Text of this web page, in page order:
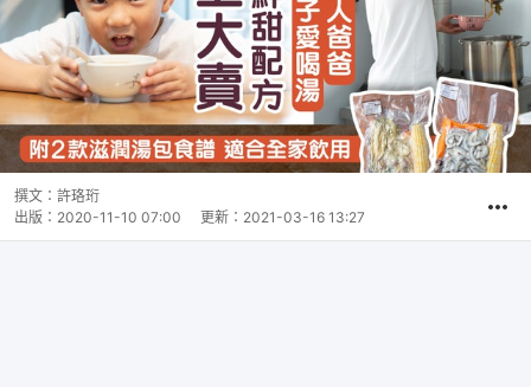
撰文： 許珞珩
出版： 2020-11-10 07:00 更新： 2021-03-16 13:27